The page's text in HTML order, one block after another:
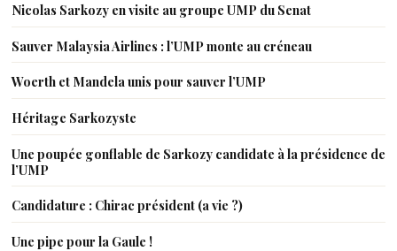
Nicolas Sarkozy en visite au groupe UMP du Senat
Sauver Malaysia Airlines : l’UMP monte au créneau
Woerth et Mandela unis pour sauver l’UMP
Héritage Sarkozyste
Une poupée gonflable de Sarkozy candidate à la présidence de
l’UMP
Candidature : Chirac président (a vie ?)
Une pipe pour la Gaule !